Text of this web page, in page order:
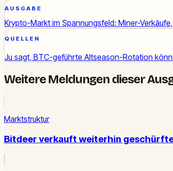
AUSGABE
Krypto-Markt im Spannungsfeld: Miner-
QUELLEN
Ju sagt, BTC-geführte Altseason-Rotation
Weitere Meldungen dieser
Marktstruktur
Bitdeer verkauft weiterhin